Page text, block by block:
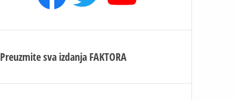
Preuzmite sva izdanja FAKTORA